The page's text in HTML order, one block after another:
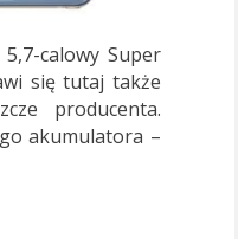
calowy Super
się tutaj także
producenta.
akumulatora –